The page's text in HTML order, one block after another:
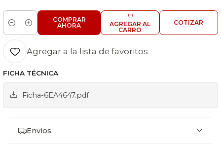
Código 6EA46 (GLP)
Dimensiones 1010 x 690 x 910 mm.
C. Térmico nominal 14,7 Kw.
C. Nominal GLP 1,071 Kg/H.
Peso Aproximado 58 Kg.
Cantidad
AGREGAR AL
CARRO
COMPRAR
AHORA
COTIZAR
Agregar a la lista de favoritos
FICHA TÉCNICA
Ficha-6EA4647.pdf
Envíos